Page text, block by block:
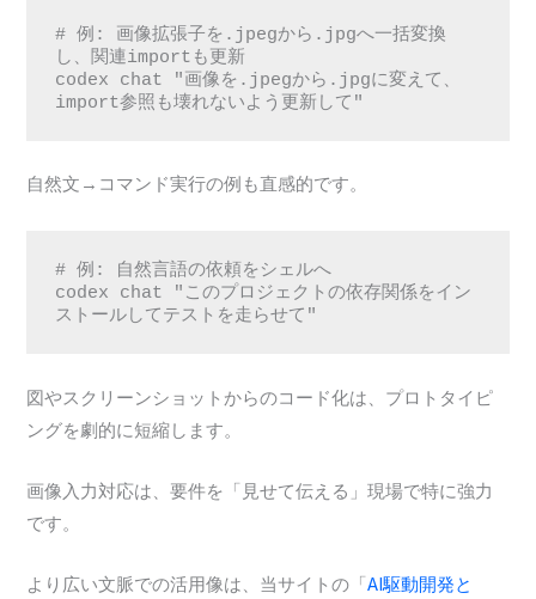
# 例: 画像拡張子を.jpegから.jpgへ一括変換
し、関連importも更新
codex chat "画像を.jpegから.jpgに変えて、
import参照も壊れないよう更新して"
自然文→コマンド実行の例も直感的です。
# 例: 自然言語の依頼をシェルへ
codex chat "このプロジェクトの依存関係をイン
ストールしてテストを走らせて"
図やスクリーンショットからのコード化は、プロトタイピ
ングを劇的に短縮します。
画像入力対応は、要件を「見せて伝える」現場で特に強力
です。
より広い文脈での活用像は、当サイトの「AI駆動開発と